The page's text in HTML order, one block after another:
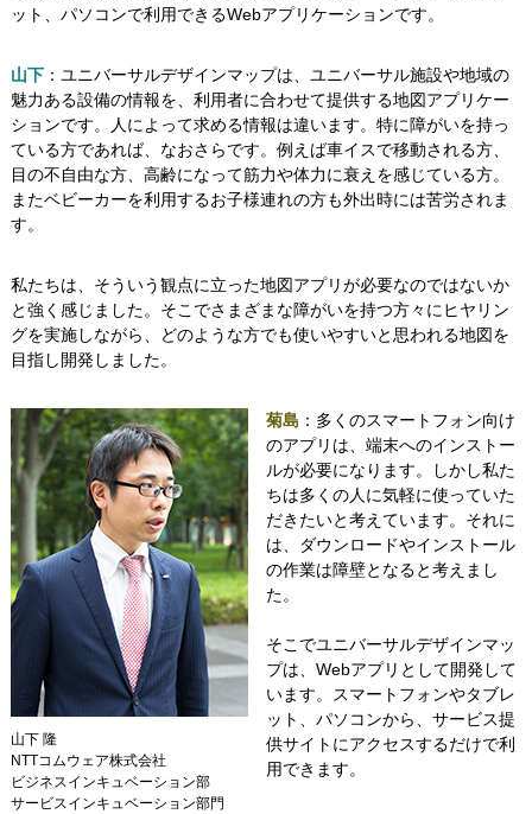
ット、パソコンで利用できるWebアプリケーションです。
山下：ユニバーサルデザインマップは、ユニバーサル施設や地域の
魅力ある設備の情報を、利用者に合わせて提供する地図アプリケー
ションです。人によって求める情報は違います。特に障がいを持っ
ている方であれば、なおさらです。例えば車イスで移動される方、
目の不自由な方、高齢になって筋力や体力に衰えを感じている方。
またベビーカーを利用するお子様連れの方も外出時には苦労されま
す。
私たちは、そういう観点に立った地図アプリが必要なのではないか
と強く感じました。そこでさまざまな障がいを持つ方々にヒヤリン
グを実施しながら、どのような方でも使いやすいと思われる地図を
目指し開発しました。
山下 隆
NTTコムウェア株式会社
ビジネスインキュベーション部
サービスインキュベーション部門
菊島 ：多くのスマートフォン向け
のアプリは、端末へのインストー
ルが必要になります。しかし私た
ちは多くの人に気軽に使っていた
だきたいと考えています。それに
は、ダウンロードやインストール
の作業は障壁となると考えまし
た。
そこでユニバーサルデザインマッ
プは、Webアプリとして開発して
います。スマートフォンやタブレ
ット、パソコンから、サービス提
供サイトにアクセスするだけで利
用できます。